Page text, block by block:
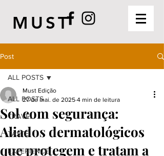
MUST
Post
ALL POSTS
TRAVEL
TASTE
EXPERIENCE
ALL POSTS
Sol com segurança:
Aliados dermatológicos
que protegem e tratam a
Must Edição
27 de mai. de 2025 4 min de leitura